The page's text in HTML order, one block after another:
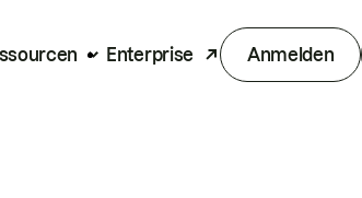
Enterprise Anmelden